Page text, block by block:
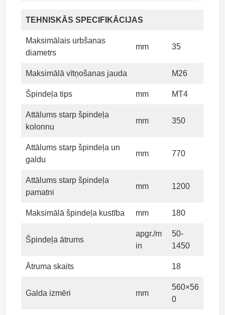
TEHNISKĀS SPECIFIKĀCIJAS
Maksimālais urbšanas
diametrs
mm 35
Maksimālā vītņošanas jauda M26
Špindeļa tips mm MT4
Attālums starp špindeļa
kolonnu
mm 350
Attālums starp špindeļa un
galdu
mm 770
Attālums starp špindeļa
pamatni
mm 1200
Maksimālā špindeļa kustība mm 180
Špindeļa ātrums
apgr./m
in
50-
1450
Ātruma skaits 18
Galda izmēri mm
560×56
0